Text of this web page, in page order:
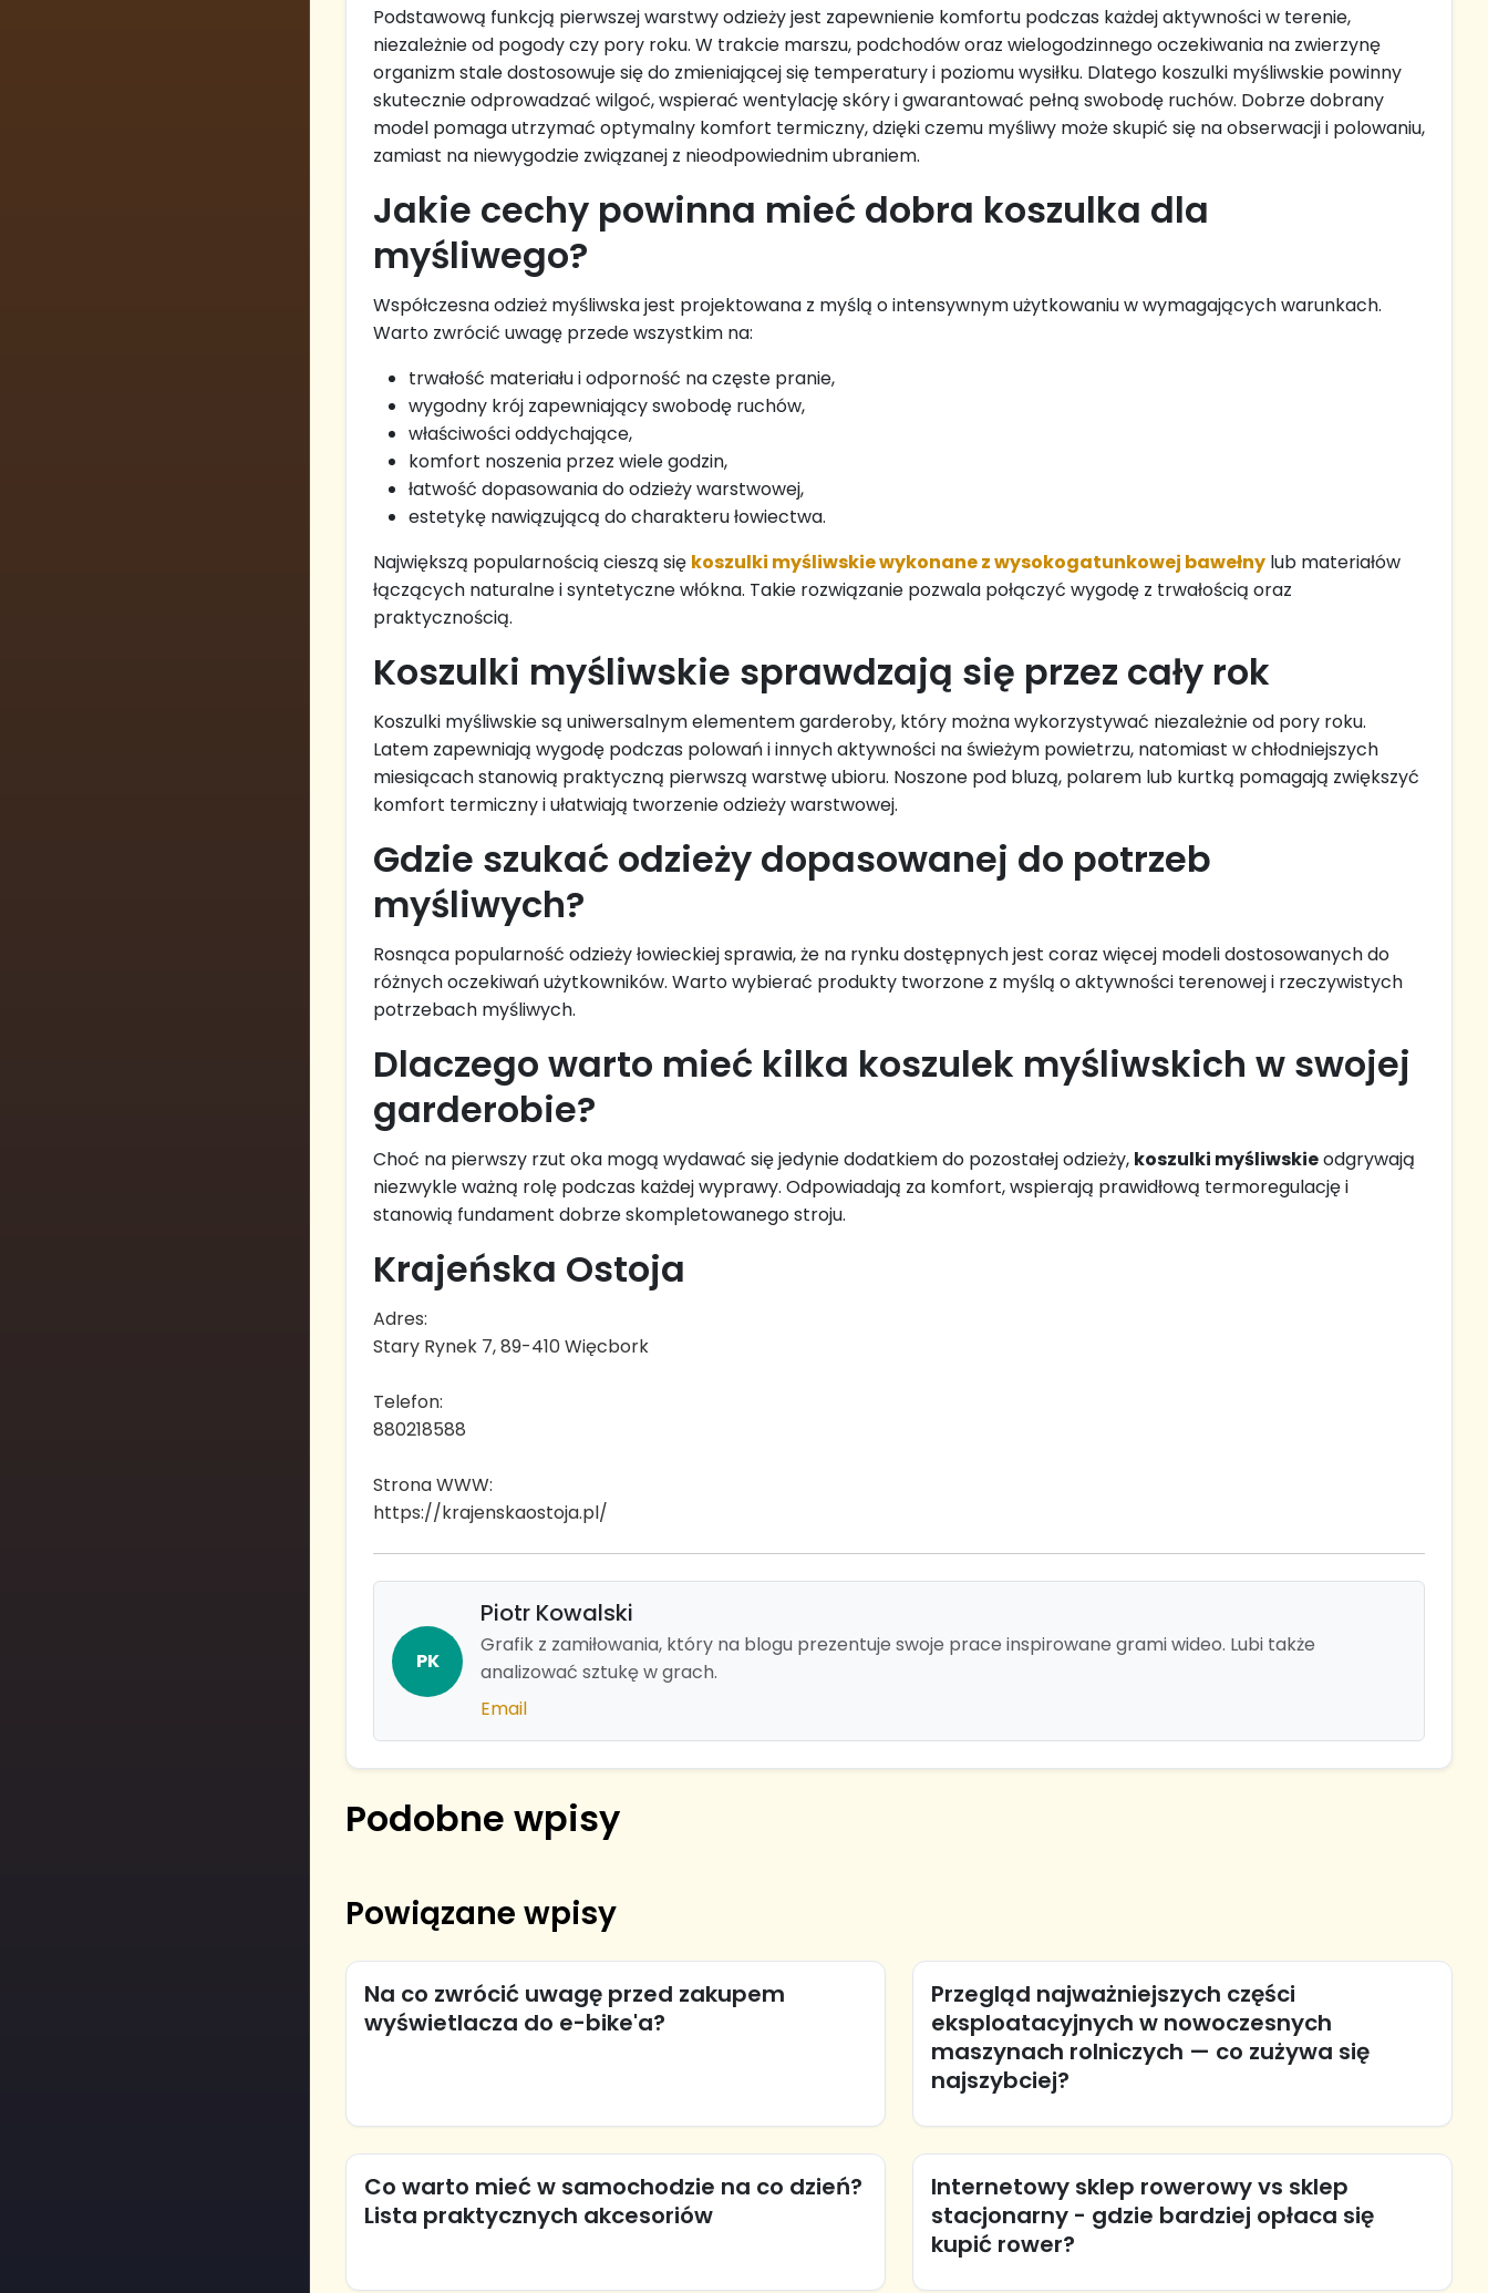
Podstawową funkcją pierwszej warstwy odzieży jest zapewnienie komfortu podczas każdej aktywności w terenie,
niezależnie od pogody czy pory roku. W trakcie marszu, podchodów oraz wielogodzinnego oczekiwania na zwierzynę
organizm stale dostosowuje się do zmieniającej się temperatury i poziomu wysiłku. Dlatego koszulki myśliwskie powinny
skutecznie odprowadzać wilgoć, wspierać wentylację skóry i gwarantować pełną swobodę ruchów. Dobrze dobrany
model pomaga utrzymać optymalny komfort termiczny, dzięki czemu myśliwy może skupić się na obserwacji i polowaniu,
zamiast na niewygodzie związanej z nieodpowiednim ubraniem.
Jakie cechy powinna mieć dobra koszulka dla
myśliwego?
Współczesna odzież myśliwska jest projektowana z myślą o intensywnym użytkowaniu w wymagających warunkach.
Warto zwrócić uwagę przede wszystkim na:
trwałość materiału i odporność na częste pranie,
wygodny krój zapewniający swobodę ruchów,
właściwości oddychające,
komfort noszenia przez wiele godzin,
łatwość dopasowania do odzieży warstwowej,
estetykę nawiązującą do charakteru łowiectwa.
Największą popularnością cieszą się koszulki myśliwskie wykonane z wysokogatunkowej bawełny lub materiałów
łączących naturalne i syntetyczne włókna. Takie rozwiązanie pozwala połączyć wygodę z trwałością oraz
praktycznością.
Koszulki myśliwskie sprawdzają się przez cały rok
Koszulki myśliwskie są uniwersalnym elementem garderoby, który można wykorzystywać niezależnie od pory roku.
Latem zapewniają wygodę podczas polowań i innych aktywności na świeżym powietrzu, natomiast w chłodniejszych
miesiącach stanowią praktyczną pierwszą warstwę ubioru. Noszone pod bluzą, polarem lub kurtką pomagają zwiększyć
komfort termiczny i ułatwiają tworzenie odzieży warstwowej.
Gdzie szukać odzieży dopasowanej do potrzeb
myśliwych?
Rosnąca popularność odzieży łowieckiej sprawia, że na rynku dostępnych jest coraz więcej modeli dostosowanych do
różnych oczekiwań użytkowników. Warto wybierać produkty tworzone z myślą o aktywności terenowej i rzeczywistych
potrzebach myśliwych.
Dlaczego warto mieć kilka koszulek myśliwskich w swojej
garderobie?
Choć na pierwszy rzut oka mogą wydawać się jedynie dodatkiem do pozostałej odzieży, koszulki myśliwskieodgrywają
niezwykle ważną rolę podczas każdej wyprawy. Odpowiadają za komfort, wspierają prawidłową termoregulację i
stanowią fundament dobrze skompletowanego stroju.
Krajeńska Ostoja
Adres:
Stary Rynek 7, 89-410 Więcbork
Telefon:
880218588
Strona WWW:
https://krajenskaostoja.pl/
PK
Piotr Kowalski
Grafik z zamiłowania, który na blogu prezentuje swoje prace inspirowane grami wideo. Lubi także
analizować sztukę w grach.
Email
Podobne wpisy
Powiązane wpisy
Na co zwrócić uwagę przed zakupem
wyświetlacza do e-bike'a?
Przegląd najważniejszych części
eksploatacyjnych w nowoczesnych
maszynach rolniczych — co zużywa się
najszybciej?
Co warto mieć w samochodzie na co dzień?
Lista praktycznych akcesoriów
Internetowy sklep rowerowy vs sklep
stacjonarny - gdzie bardziej opłaca się
kupić rower?